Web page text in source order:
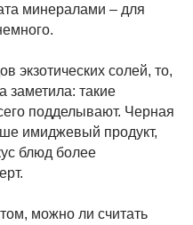
минералами – для
экзотических солей, то,
заметила: такие
подделывают. Черная
имиджевый продукт,
блюд более
можно ли считать